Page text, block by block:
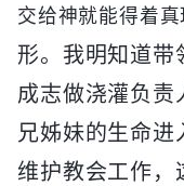
交给神就能得着真
形。我明知道带
成志做浇灌负责
兄姊妹的生命进
维护教会工作，